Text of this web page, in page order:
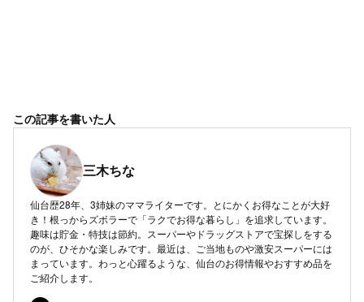
この記事を書いた人
三木ちな
仙台歴28年、3姉妹のママライターです。とにかくお得なことが大好
き！根っからズボラーで「ラクでお得な暮らし」を追求しています。
趣味は貯金・特技は節約。スーパーやドラッグストアで宝探しをする
のが、ひそかな楽しみです。最近は、ご当地ものや激安スーパーには
まっています。わっと心躍るような、仙台のお得情報やおすすめ品を
ご紹介します。